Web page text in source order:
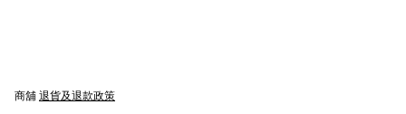
商舖 退貨及退款政策